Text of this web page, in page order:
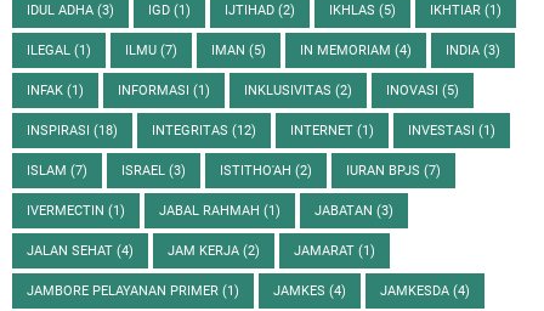
IDUL ADHA (3) IGD (1) IJTIHAD (2) IKHLAS (5) IKHTIAR (1)
ILEGAL (1) ILMU (7) IMAN (5) IN MEMORIAM (4) INDIA (3)
INFAK (1) INFORMASI (1) INKLUSIVITAS (2) INOVASI (5)
INSPIRASI (18) INTEGRITAS (12) INTERNET (1) INVESTASI (1)
ISLAM (7) ISRAEL (3) ISTITHO'AH (2) IURAN BPJS (7)
IVERMECTIN (1) JABAL RAHMAH (1) JABATAN (3)
JALAN SEHAT (4) JAM KERJA (2) JAMARAT (1)
JAMBORE PELAYANAN PRIMER (1) JAMKES (4) JAMKESDA (4)